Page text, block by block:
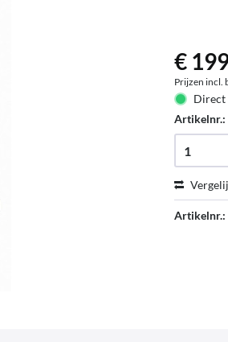
€
Prijzen incl.
Direct
Artikelnr.:
Artikelnr.: